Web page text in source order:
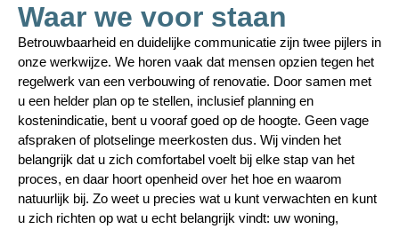
Waar we voor staan
Betrouwbaarheid en duidelijke communicatie zijn twee pijlers in
onze werkwijze. We horen vaak dat mensen opzien tegen het
regelwerk van een verbouwing of renovatie. Door samen met
u een helder plan op te stellen, inclusief planning en
kostenindicatie, bent u vooraf goed op de hoogte. Geen vage
afspraken of plotselinge meerkosten dus. Wij vinden het
belangrijk dat u zich comfortabel voelt bij elke stap van het
proces, en daar hoort openheid over het hoe en waarom
natuurlijk bij. Zo weet u precies wat u kunt verwachten en kunt
u zich richten op wat u echt belangrijk vindt: uw woning,